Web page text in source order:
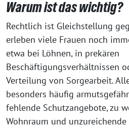
Warum ist das wichtig?
Rechtlich ist Gleichstellung
erleben viele Frauen noch
etwa bei Löhnen, in prekären
Beschäftigungsverhältnissen
Verteilung von Sorgearbeit.
besonders häufig
fehlende Schutzangebote, zu
Wohnraum und unzureichende